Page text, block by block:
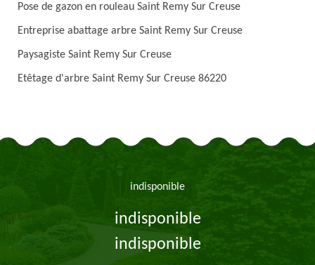
Pose de gazon en rouleau Saint Remy Sur Creuse
Entreprise abattage arbre Saint Remy Sur Creuse
Paysagiste Saint Remy Sur Creuse
Etêtage d'arbre Saint Remy Sur Creuse 86220
indisponible
indisponible
indisponible